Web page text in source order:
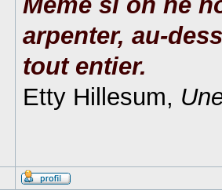
arpenter, au-
tout entier.
Etty Hillesum,